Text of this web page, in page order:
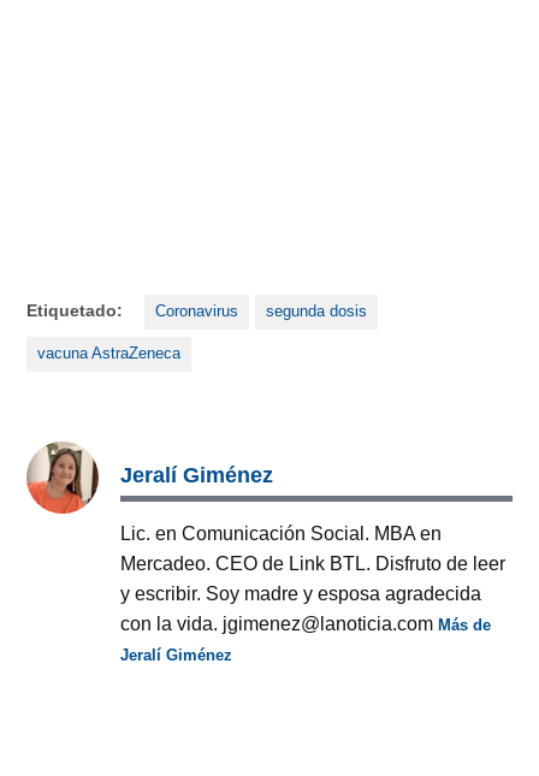
Etiquetado: Coronavirus segunda dosis
vacuna AstraZeneca
Jeralí Giménez
Lic. en Comunicación Social. MBA en
Mercadeo. CEO de Link BTL. Disfruto de leer
y escribir. Soy madre y esposa agradecida
con la vida. jgimenez@lanoticia.comMás de
Jeralí Giménez